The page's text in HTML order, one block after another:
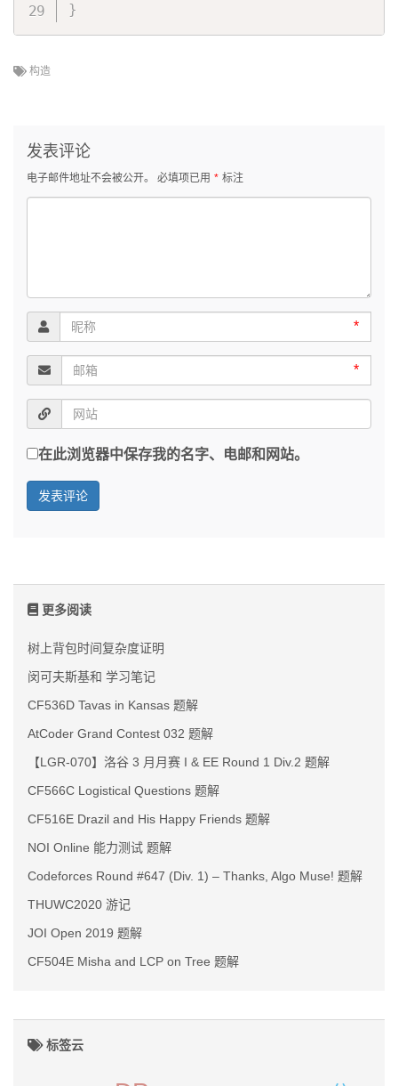
}
构造
发表评论
电子邮件地址不会被公开。 必填项已用 * 标注
*
*
在此浏览器中保存我的名字、电邮和网站。
更多阅读
树上背包时间复杂度证明
闵可夫斯基和 学习笔记
CF536D Tavas in Kansas 题解
AtCoder Grand Contest 032 题解
【LGR-070】洛谷 3 月月赛 I & EE Round 1 Div.2 题解
CF566C Logistical Questions 题解
CF516E Drazil and His Happy Friends 题解
NOI Online 能力测试 题解
Codeforces Round #647 (Div. 1) – Thanks, Algo Muse! 题解
THUWC2020 游记
JOI Open 2019 题解
CF504E Misha and LCP on Tree 题解
标签云